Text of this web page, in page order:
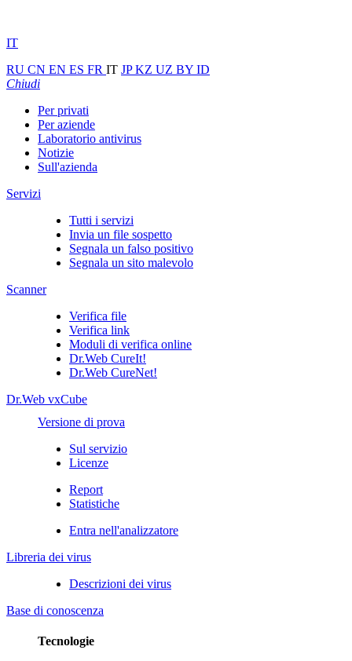
IT
RU CN EN ES FR IT JPKZ UZ BY ID
Chiudi
Per privati
Per aziende
Laboratorio antivirus
Notizie
Sull'azienda
Servizi
Tutti i servizi
Invia un file sospetto
Segnala un falso positivo
Segnala un sito malevolo
Scanner
Verifica file
Verifica link
Moduli di verifica online
Dr.Web CureIt!
Dr.Web CureNet!
Dr.Web vxCube
Versione di prova
Sul servizio
Licenze
Report
Statistiche
Entra nell'analizzatore
Libreria dei virus
Descrizioni dei virus
Base di conoscenza
Tecnologie